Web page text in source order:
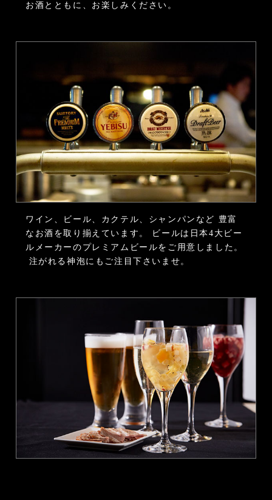
お酒とともに、お楽しみください。
ワイン、ビール、カクテル、シャンパンなど 豊富
なお酒を取り揃えています。
ビールは日本4大ビー
ルメーカーのプレミアムビールをご用意しました。
注がれる神泡にもご注目下さいませ。